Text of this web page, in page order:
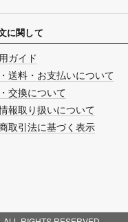
に関して
ガイド
送料・お支払いについて
交換について
報取り扱いについて
取引法に基づく表示